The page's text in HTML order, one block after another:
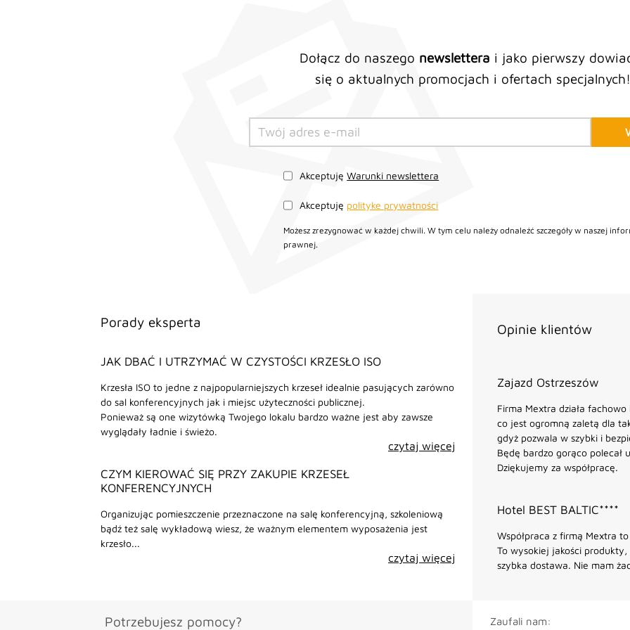
Dołącz do naszego newslettera i jako pierwszy
się o aktualnych promocjach i ofertach specjalnych!
AkceptujęWarunki newslettera
Akceptuję polityke prywatności
Możesz zrezygnować w każdej chwili. W tym celu należy odnaleźć szczegóły w naszej
prawnej.
Porady eksperta
JAK DBAĆ I UTRZYMAĆ W CZYSTOŚCI KRZESŁO ISO
Krzesła ISO to jedne z najpopularniejszych krzeseł idealnie pasujących zarówno
do sal konferencyjnych jak i miejsc użyteczności publicznej.
Ponieważ są one wizytówką Twojego lokalu bardzo ważne jest aby zawsze
wyglądały ładnie i świeżo.
czytaj więcej
CZYM KIEROWAĆ SIĘ PRZY ZAKUPIE KRZESEŁ
KONFERENCYJNYCH
Organizując pomieszczenie przeznaczone na salę konferencyjną, szkoleniową
bądź też salę wykładową wiesz, że ważnym elementem wyposażenia jest
krzesło...
czytaj więcej
Opinie klientów
Zajazd Ostrzeszów
Firma Mextra działa
co jest ogromną zaletą dla
gdyż pozwala w szybki i
Będę bardzo gorąco polecał
Dziękujemy za współpracę.
Hotel BEST BALTIC****
Współpraca z firmą Mextra
To wysokiej jakości
szybka dostawa. Nie mam
Potrzebujesz pomocy? Zaufali nam: